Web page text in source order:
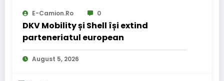
E-Camion.ro 0
DKV Mobility și Shell își extind
parteneriatul european
August 5, 2026